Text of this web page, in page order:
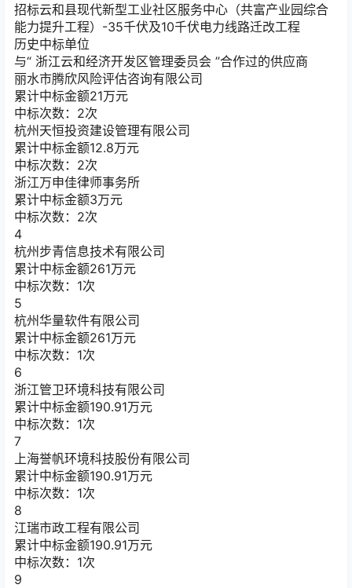
招标云和县现代新型工业社区服务中心（共富产业园综合
能力提升工程）-35千伏及10千伏电力线路迁改工程
历史中标单位
与“ 浙江云和经济开发区管理委员会 ”合作过的供应商
丽水市腾欣风险评估咨询有限公司
累计中标金额21万元
中标次数：2次
杭州天恒投资建设管理有限公司
累计中标金额12.8万元
中标次数：2次
浙江万申佳律师事务所
累计中标金额3万元
中标次数：2次
4
杭州步青信息技术有限公司
累计中标金额261万元
中标次数：1次
5
杭州华量软件有限公司
累计中标金额261万元
中标次数：1次
6
浙江管卫环境科技有限公司
累计中标金额190.91万元
中标次数：1次
7
上海誉帆环境科技股份有限公司
累计中标金额190.91万元
中标次数：1次
8
江瑞市政工程有限公司
累计中标金额190.91万元
中标次数：1次
9